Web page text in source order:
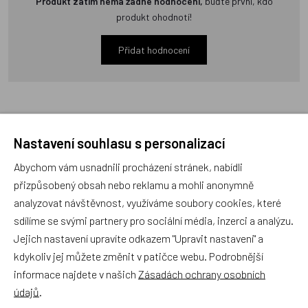
produkt ohodnotí!
Přidat hodnocení
Zboží se stejným motivem
Matějovský, Osuška Krtek a
vážka
Matějovský, Osuška Krtek a
mravenci
Nastavení souhlasu s personalizací
Abychom vám usnadnili procházení stránek, nabídli
přizpůsobený obsah nebo reklamu a mohli anonymně
analyzovat návštěvnost, využíváme soubory cookies, které
sdílíme se svými partnery pro sociální média, inzerci a analýzu.
Jejich nastavení upravíte odkazem "Upravit nastavení" a
kdykoliv jej můžete změnit v patičce webu. Podrobnější
informace najdete v našich Zásadách ochrany osobních
údajů